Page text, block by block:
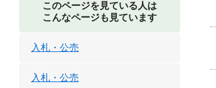
このページを見ている人は
こんなページも見ています
入札・公売
入札・公売